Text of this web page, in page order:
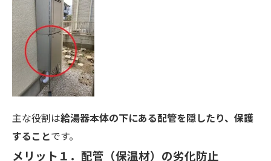
主な役割は給湯器本体の下にある配管を隠したり、保護
することです。
メリット１．配管（保温材）の劣化防止